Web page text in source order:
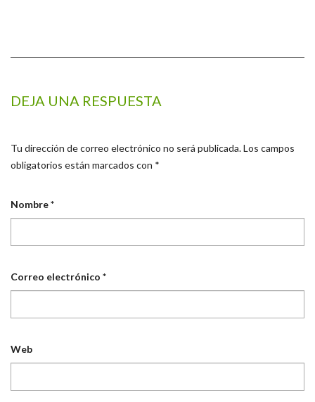
DEJA UNA RESPUESTA
Tu dirección de correo electrónico no será publicada.Los campos
obligatorios están marcados con *
Nombre*
Correo electrónico *
Web